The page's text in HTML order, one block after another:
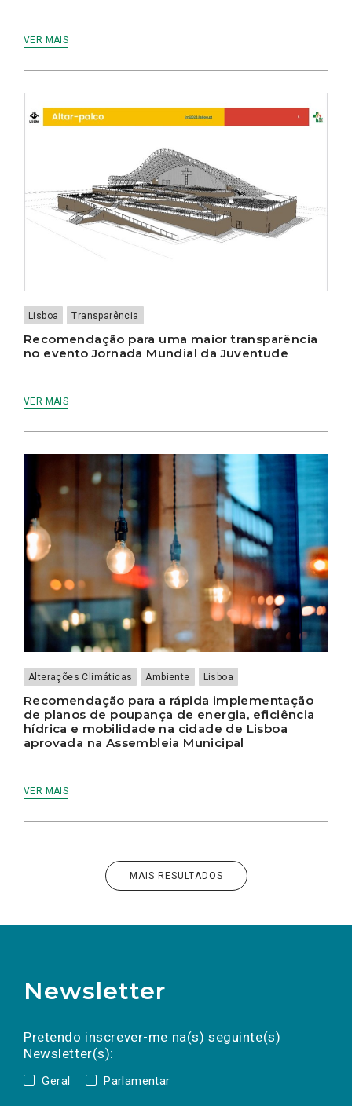
VER MAIS
Lisboa Transparência
Recomendação para uma maior transparência
no evento Jornada Mundial da Juventude
VER MAIS
Alterações Climáticas Ambiente Lisboa
Recomendação para a rápida implementação
de planos de poupança de energia, eficiência
hídrica e mobilidade na cidade de Lisboa
aprovada na Assembleia Municipal
VER MAIS
MAIS RESULTADOS
Newsletter
Pretendo inscrever-me na(s) seguinte(s)
Newsletter(s):
Geral Parlamentar
a(s) newsletter(s).
mail